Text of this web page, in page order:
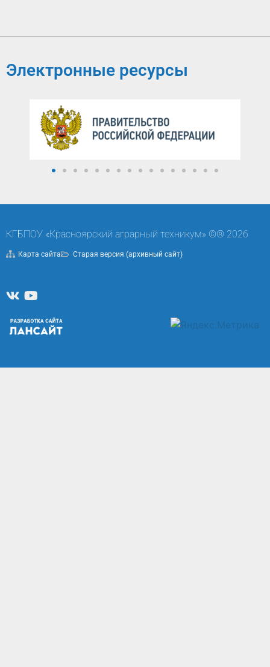
Электронные ресурсы
КГБПОУ «Красноярский аграрный техникум» ©® 2026
Карта сайта Старая версия (архивный сайт)